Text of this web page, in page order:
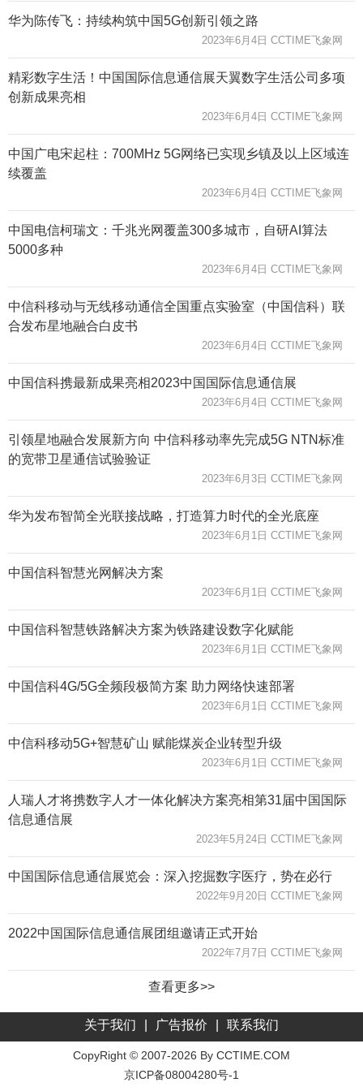
华为陈传飞：持续构筑中国5G创新引领之路
2023年6月4日 CCTIME飞象网
精彩数字生活！中国国际信息通信展天翼数字生活公司多项
创新成果亮相
2023年6月4日 CCTIME飞象网
中国广电宋起柱：700MHz 5G网络已实现乡镇及以上区域连
续覆盖
2023年6月4日 CCTIME飞象网
中国电信柯瑞文：千兆光网覆盖300多城市，自研AI算法
5000多种
2023年6月4日 CCTIME飞象网
中信科移动与无线移动通信全国重点实验室（中国信科）联
合发布星地融合白皮书
2023年6月4日 CCTIME飞象网
中国信科携最新成果亮相2023中国国际信息通信展
2023年6月4日 CCTIME飞象网
引领星地融合发展新方向 中信科移动率先完成5G NTN标准
的宽带卫星通信试验验证
2023年6月3日 CCTIME飞象网
华为发布智简全光联接战略，打造算力时代的全光底座
2023年6月1日 CCTIME飞象网
中国信科智慧光网解决方案
2023年6月1日 CCTIME飞象网
中国信科智慧铁路解决方案为铁路建设数字化赋能
2023年6月1日 CCTIME飞象网
中国信科4G/5G全频段极简方案 助力网络快速部署
2023年6月1日 CCTIME飞象网
中信科移动5G+智慧矿山 赋能煤炭企业转型升级
2023年6月1日 CCTIME飞象网
人瑞人才将携数字人才一体化解决方案亮相第31届中国国际
信息通信展
2023年5月24日 CCTIME飞象网
中国国际信息通信展览会：深入挖掘数字医疗，势在必行
2022年9月20日 CCTIME飞象网
2022中国国际信息通信展团组邀请正式开始
2022年7月7日 CCTIME飞象网
查看更多>>
关于我们 广告报价 联系我们
CopyRight © 2007-2026 By CCTIME.COM
京ICP备08004280号-1